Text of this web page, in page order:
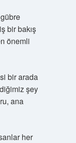
bir bakış
önemli
bir arada
şey
ana
her